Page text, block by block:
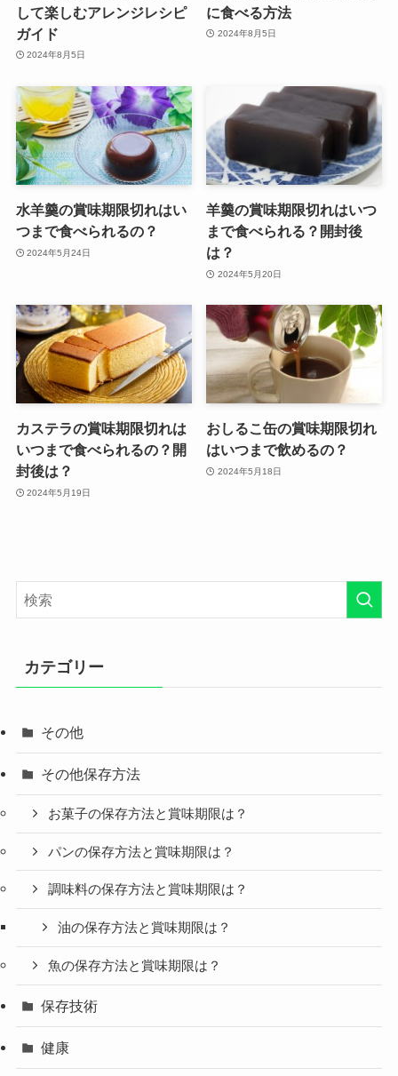
して楽しむアレンジレシピ
ガイド
2024年8月5日
に食べる方法
2024年8月5日
水羊羹の賞味期限切れはい
つまで食べられるの？
2024年5月24日
羊羹の賞味期限切れはいつ
まで食べられる？開封後
は？
2024年5月20日
カステラの賞味期限切れは
いつまで食べられるの？開
封後は？
2024年5月19日
おしるこ缶の賞味期限切れ
はいつまで飲めるの？
2024年5月18日
カテゴリー
その他
その他保存方法
お菓子の保存方法と賞味期限は？
パンの保存方法と賞味期限は？
調味料の保存方法と賞味期限は？
油の保存方法と賞味期限は？
魚の保存方法と賞味期限は？
保存技術
健康